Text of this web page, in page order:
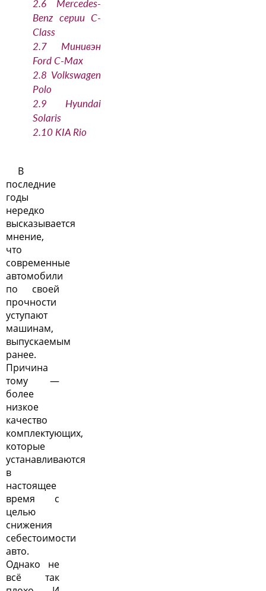
2.6 Mercedes-
Benz серии C-
Class
2.7 Минивэн
Ford C-Max
2.8 Volkswagen
Polo
2.9 Hyundai
Solaris
2.10 KIA Rio
В
последние
годы
нередко
высказывается
мнение,
что
современные
автомобили
по своей
прочности
уступают
машинам,
выпускаемым
ранее.
Причина
тому —
более
низкое
качество
комплектующих,
которые
устанавливаются
в
настоящее
время с
целью
снижения
себестоимости
авто.
Однако не
всё так